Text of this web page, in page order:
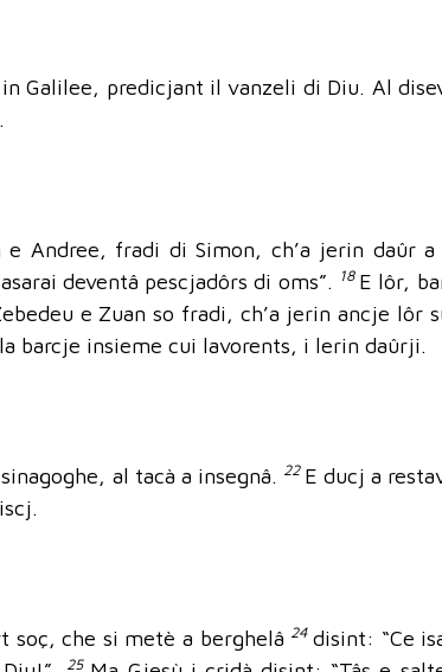
Galilee, predicjant il vanzeli di Diu. Al
e Andree, fradi di Simon, ch’a jerin
deventâ pescjadôrs di oms”. 18 E lôr,
e Zuan so fradi, ch’a jerin ancje lôr
barcje insieme cui lavorents, i lerin daûrji.
al tacà a insegnâ. 22 E ducj a
soç, che si metè a berghelâ 24 disint: “Ce
25